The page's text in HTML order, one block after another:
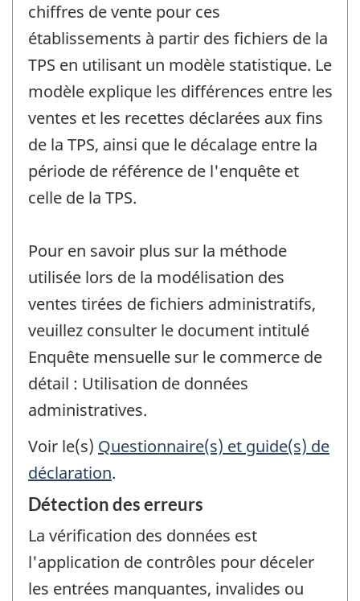
chiffres de vente pour ces
établissements à partir des fichiers de la
TPS en utilisant un modèle statistique. Le
modèle explique les différences entre les
ventes et les recettes déclarées aux fins
de la TPS, ainsi que le décalage entre la
période de référence de l'enquête et
celle de la TPS.
Pour en savoir plus sur la méthode
utilisée lors de la modélisation des
ventes tirées de fichiers administratifs,
veuillez consulter le document intitulé
Enquête mensuelle sur le commerce de
détail : Utilisation de données
administratives.
Voir le(s) Questionnaire(s) et guide(s) de
déclaration.
Détection des erreurs
La vérification des données est
l'application de contrôles pour déceler
les entrées manquantes, invalides ou